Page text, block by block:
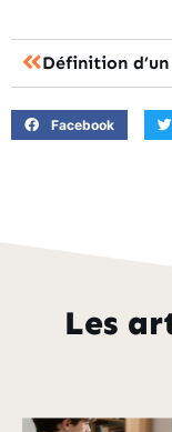
Facebook
Les